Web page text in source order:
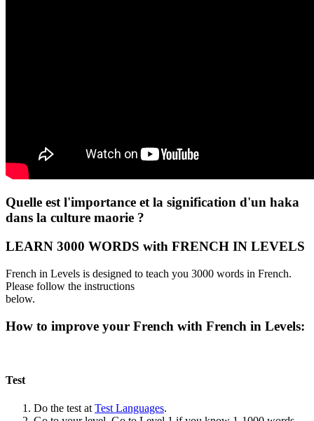
Quelle est l'importance et la signification d'un haka
dans la culture maorie ?
LEARN 3000 WORDS with FRENCH IN LEVELS
French in Levels is designed to teach you 3000 words in French.
Please follow the instructions
below.
How to improve your French with French in Levels:
Test
Do the test at Test Languages.